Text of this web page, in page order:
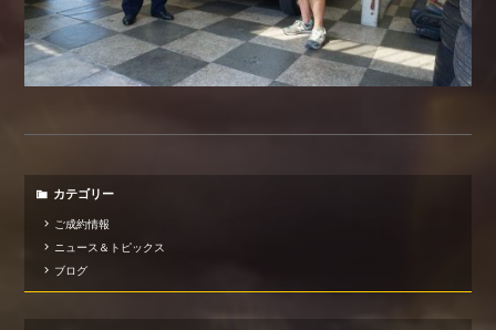
カテゴリー
ご成約情報
ニュース＆トピックス
ブログ